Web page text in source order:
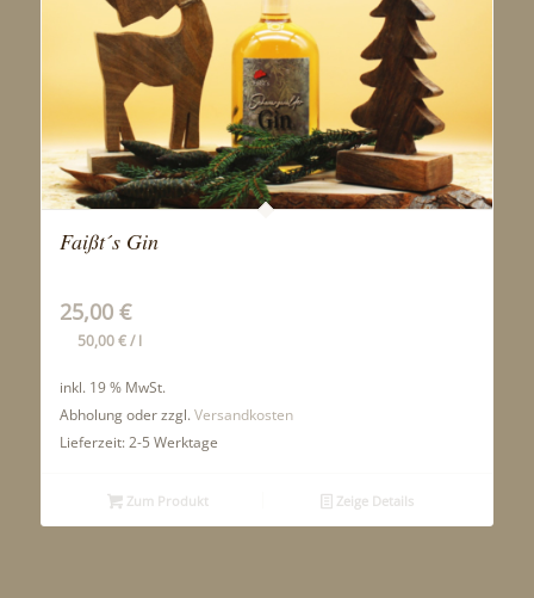
Faißt´s Gin
25,00 €
50,00€/l
inkl. 19 % MwSt.
Abholung oder zzgl. Versandkosten
Lieferzeit:2-5 Werktage
Zum Produkt Zeige Details